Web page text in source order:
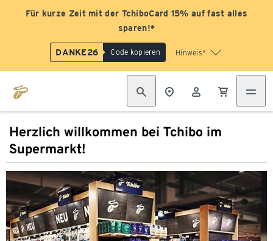
Für kurze Zeit mit der TchiboCard 15% auf fast alles
sparen!*
DANKE26 Code kopieren Hinweis*
Herzlich willkommen bei Tchibo im
Supermarkt!